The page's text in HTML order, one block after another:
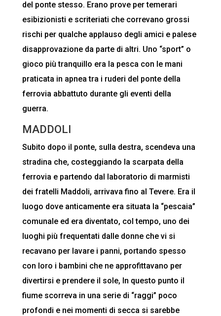
del ponte stesso. Erano prove per temerari
esibizionisti e scriteriati che correvano grossi
rischi per qualche applauso degli amici e palese
disapprovazione da parte di altri. Uno “sport” o
gioco più tranquillo era la pesca con le mani
praticata in apnea tra i ruderi del ponte della
ferrovia abbattuto durante gli eventi della
guerra.
MADDOLI
Subito dopo il ponte, sulla destra, scendeva una
stradina che, costeggiando la scarpata della
ferrovia e partendo dal laboratorio di marmisti
dei fratelli Maddoli, arrivava fino al Tevere. Era il
luogo dove anticamente era situata la “pescaia”
comunale ed era diventato, col tempo, uno dei
luoghi più frequentati dalle donne che vi si
recavano per lavare i panni, portando spesso
con loro i bambini che ne approfittavano per
divertirsi e prendere il sole, In questo punto il
fiume scorreva in una serie di “raggi” poco
profondi e nei momenti di secca si sarebbe